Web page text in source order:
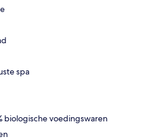
spa
biologische voedingswaren